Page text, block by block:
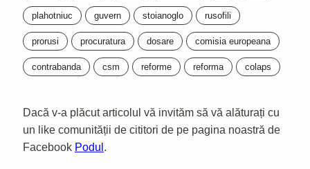
plahotniuc guvern stoianoglo rusofili
prorusi procuratura dosare comisia europeana
contrabanda csm reforme reforma colaps
Dacă v-a plăcut articolul vă invităm să vă alăturați cu
un like comunității de cititori de pe pagina noastră de
Facebook Podul .